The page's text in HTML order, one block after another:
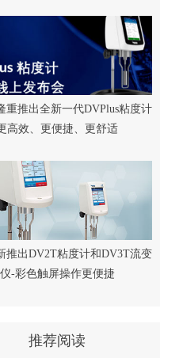
推荐阅读
重推出全新一代DVPlus粘度计
高效、更便捷、更舒适
推出DV2T粘度计和DV3T流变
仪-彩色触屏操作更便捷